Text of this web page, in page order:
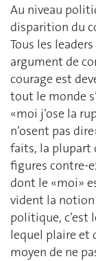
Au niveau
disparition du
Tous les
argument de
courage est
tout le monde
«moi j’ose la
n’osent pas
faits, la plupart
figures contre-
dont le «moi»
vident la notion
politique, c’est
lequel plaire et
moyen de ne